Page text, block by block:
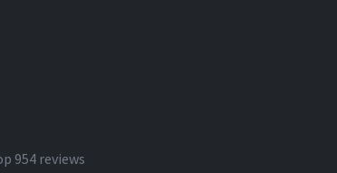
954 reviews